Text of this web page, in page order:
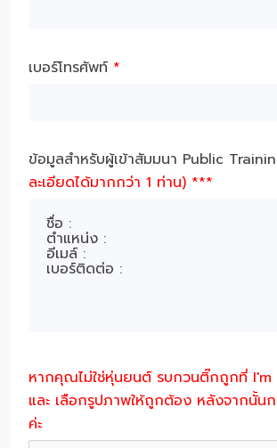
เบอร์โทรศัพท์ *
ข้อมูลสำหรับผู้เข้าสัมมนา Public
ละเอียดได้มากกว่า 1 ท่าน) ***
หากคุณไม่ใช่หุ่นยนต์ รบกวนติ๊กถูกที่
และ เลือกรูปภาพให้ถูกต้อง หลังจากนั้น
ค่ะ